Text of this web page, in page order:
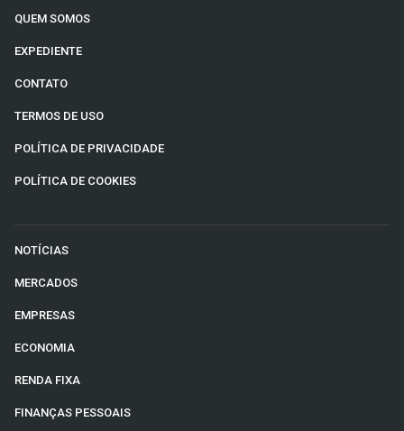
QUEM SOMOS
EXPEDIENTE
CONTATO
TERMOS DE USO
POLÍTICA DE PRIVACIDADE
POLÍTICA DE COOKIES
NOTÍCIAS
MERCADOS
EMPRESAS
ECONOMIA
RENDA FIXA
FINANÇAS PESSOAIS